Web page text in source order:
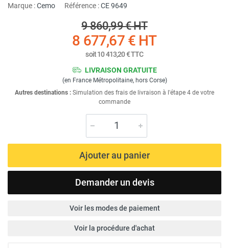
Marque :Cemo Référence :CE 9649
9 860,99 €HT
8 677,67 € HT
soit10 413,20 €TTC
LIVRAISON GRATUITE
(en France Métropolitaine, hors Corse)
Autres destinations : Simulation des frais de livraison à l'étape 4 de votre
commande
Ajouter au panier
Demander un devis
Voir les modes de paiement
Voir la procédure d'achat